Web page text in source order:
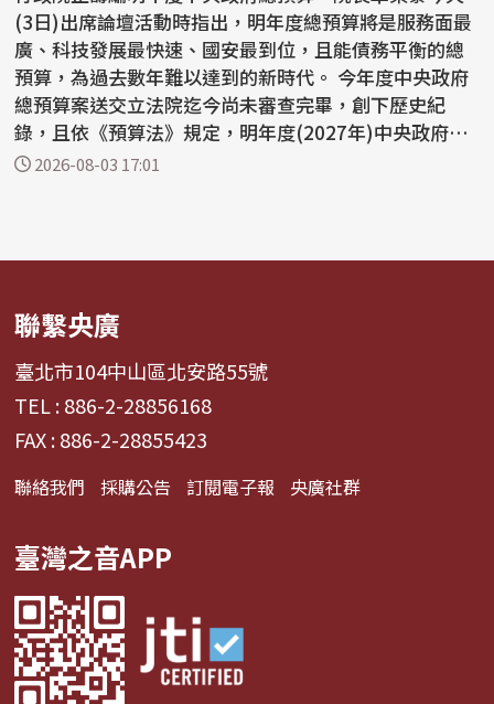
(3日)出席論壇活動時指出，明年度總預算將是服務面最
廣、科技發展最快速、國安最到位，且能債務平衡的總
預算，為過去數年難以達到的新時代。 今年度中央政府
總預算案送交立法院迄今尚未審查完畢，創下歷史紀
錄，且依《預算法》規定，明年度(2027年)中央政府總
預算案...
2026-08-03 17:01
聯繫央廣
臺北市104中山區北安路55號
TEL : 886-2-28856168
FAX : 886-2-28855423
聯絡我們 採購公告 訂閱電子報 央廣社群
臺灣之音APP